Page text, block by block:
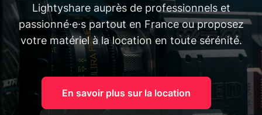
Lightyshare auprès de professionnels et
passionné·e·s partout en France ou proposez
votre matériel à la location en toute sérénité.
En savoir plus sur la location